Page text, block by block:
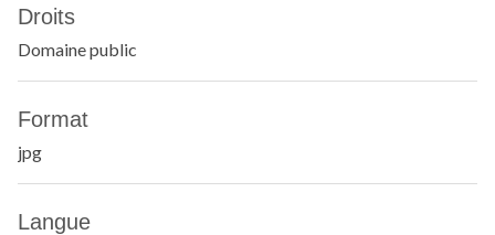
Droits
Domaine public
Format
jpg
Langue